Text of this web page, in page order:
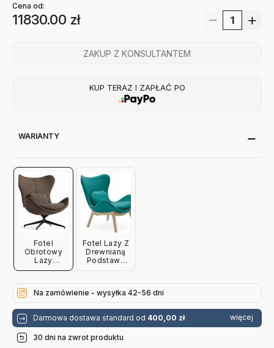
Cena od:
11830.00 zł
ZAKUP Z KONSULTANTEM
KUP TERAZ I ZAPŁAĆ PO
WARIANTY
Fotel
Obrotowy
Lazy
Calligaris
Fotel Lazy Z
Drewnianą
Podstawą
Na zamówienie - wysyłka 42-56 dni
Darmowa dostawa standard od 400,00 zł więcej
30 dni na zwrot produktu